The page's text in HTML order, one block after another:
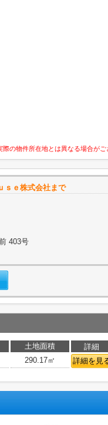
の物件所在地とは異なる場合がご
ｓｅ株式会社まで
403号
土地面積 詳細
290.17㎡ 詳細を見